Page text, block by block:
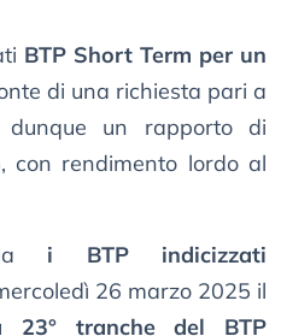
BTP Short Term per un
di una richiesta pari a
un rapporto di
con rendimento lordo al
i BTP indicizzati
26 marzo 2025 il
23° tranche del BTP